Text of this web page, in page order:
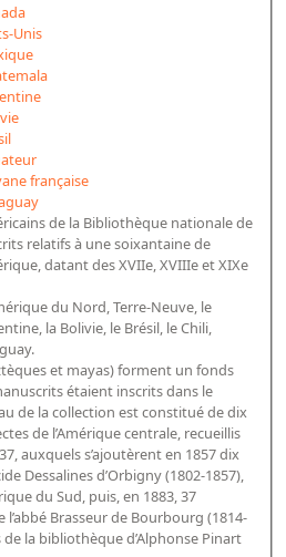
la Bibliothèque nationale de
avancée
et des principales collections et
et provenances
d'expositions
Unis
française
de la Bibliothèque nationale de
relatifs à une soixantaine de
datant des XVIIe, XVIIIe et XIXe
du Nord, Terre-Neuve, le
la Bolivie, le Brésil, le Chili,
et mayas) forment un fonds
étaient inscrits dans le
de la collection est constitué de dix
de l’Amérique centrale, recueillis
auxquels s’ajoutèrent en 1857 dix
Dessalines d’Orbigny (1802-1857),
du Sud, puis, en 1883, 37
Brasseur de Bourbourg (1814-
la bibliothèque d’Alphonse Pinart